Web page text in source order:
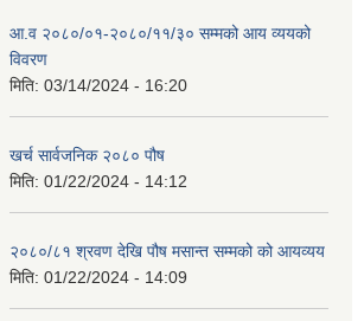
आ.व २०८०/०१-२०८०/११/३० सम्मको आय व्ययको
विवरण
मिति: 03/14/2024 - 16:20
खर्च सार्वजनिक २०८० पौष
मिति: 01/22/2024 - 14:12
२०८०/८१ श्रवण देखि पौष मसान्त सम्मको को आयव्यय
मिति: 01/22/2024 - 14:09